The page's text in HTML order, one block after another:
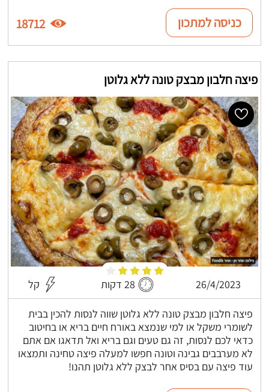
כניסה למתכון 18712
פיצה חלבון מבצק טונה ללא גלוטן
26/4/2023 28 דקות קל
פיצה חלבון מבצק טונה ללא גלוטן שווה לנסות להכין בבית
לשומרי משקל או למי שנמצא באורח חיים בריא או בחיטוב
כדאי לכם לנסות, זה גם טעים וגם בריא ואל תדאגו אם אתם
לא מערבבים גבינה וטונה חפשו למעלה פיצה טחינה ותמצאו
עוד פיצה עם בסיס אחר לבצק ללא גלוטן תהנו!